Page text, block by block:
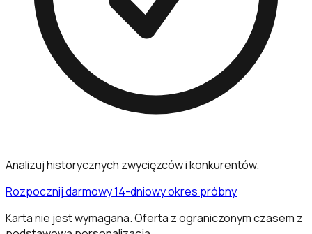
Analizuj historycznych zwycięzców i konkurentów.
Rozpocznij darmowy 14-dniowy okres próbny
Karta nie jest wymagana. Oferta z ograniczonym czasem z